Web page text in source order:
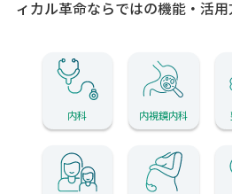
ィカル革命ならではの機能・活用
内科 内視鏡内科